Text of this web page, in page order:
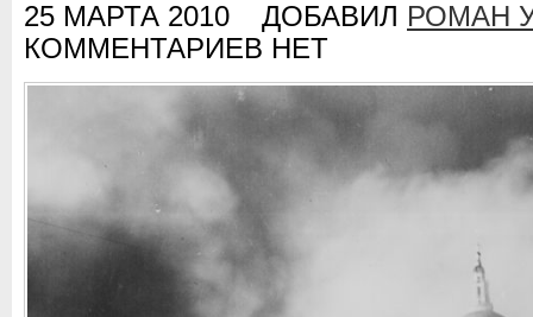
25 МАРТА 2010 ДОБАВИЛ РОМАН
КОММЕНТАРИЕВ НЕТ